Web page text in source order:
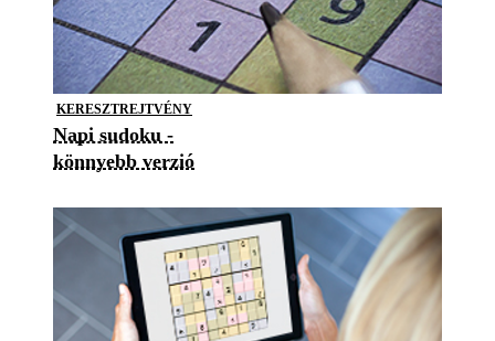
KERESZTREJTVÉNY
Napi sudoku -
könnyebb verzió